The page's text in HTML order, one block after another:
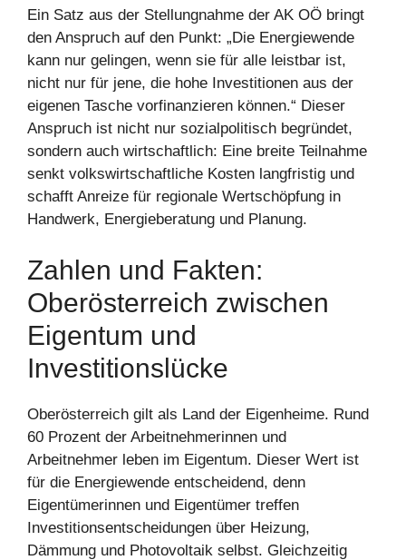
Ein Satz aus der Stellungnahme der AK OÖ bringt
den Anspruch auf den Punkt: „Die Energiewende
kann nur gelingen, wenn sie für alle leistbar ist,
nicht nur für jene, die hohe Investitionen aus der
eigenen Tasche vorfinanzieren können.“ Dieser
Anspruch ist nicht nur sozialpolitisch begründet,
sondern auch wirtschaftlich: Eine breite Teilnahme
senkt volkswirtschaftliche Kosten langfristig und
schafft Anreize für regionale Wertschöpfung in
Handwerk, Energieberatung und Planung.
Zahlen und Fakten:
Oberösterreich zwischen
Eigentum und
Investitionslücke
Oberösterreich gilt als Land der Eigenheime. Rund
60 Prozent der Arbeitnehmerinnen und
Arbeitnehmer leben im Eigentum. Dieser Wert ist
für die Energiewende entscheidend, denn
Eigentümerinnen und Eigentümer treffen
Investitionsentscheidungen über Heizung,
Dämmung und Photovoltaik selbst. Gleichzeitig